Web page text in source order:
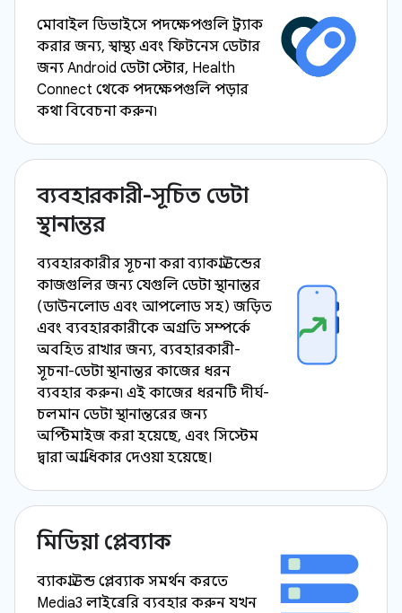
মোবাইল ডিভাইসে পদক্ষেপগুলি ট্র্যাক
করার জন্য, স্বাস্থ্য এবং ফিটনেস ডেটার
জন্য Android ডেটা স্টোর, Health
Connect থেকে পদক্ষেপগুলি পড়ার
কথা বিবেচনা করুন৷
ব্যবহারকারী-সূচিত ডেটা
স্থানান্তর
ব্যবহারকারীর সূচনা করা ব্যাকগ্রাউন্ডের
কাজগুলির জন্য যেগুলি ডেটা স্থানান্তর
(ডাউনলোড এবং আপলোড সহ) জড়িত
এবং ব্যবহারকারীকে অগ্রগতি সম্পর্কে
অবহিত রাখার জন্য, ব্যবহারকারী-
সূচনা-ডেটা স্থানান্তর কাজের ধরন
ব্যবহার করুন৷ এই কাজের ধরনটি দীর্ঘ-
চলমান ডেটা স্থানান্তরের জন্য
অপ্টিমাইজ করা হয়েছে, এবং সিস্টেম
দ্বারা অগ্রাধিকার দেওয়া হয়েছে।
মিডিয়া প্লেব্যাক
ব্যাকগ্রাউন্ড প্লেব্যাক সমর্থন করতে
Media3 লাইব্রেরি ব্যবহার করুন যখন